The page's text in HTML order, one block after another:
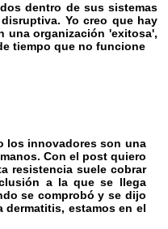
dentro de sus sistemas
Yo creo que hay
una organización 'exitosa',
tiempo que no funcione
los innovadores son una
Con el post quiero
resistencia suele cobrar
a la que se llega
se comprobó y se dijo
estamos en el